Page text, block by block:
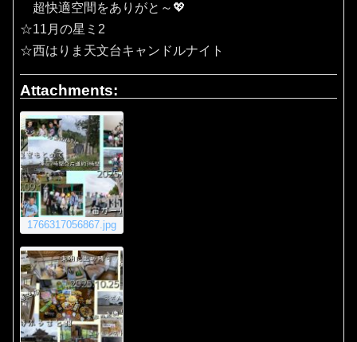
超快適空間をありがと～💖
☆11月の星ミ2
☆西はりま天文台キャンドルナイト
Attachments:
1766317056867.jpg